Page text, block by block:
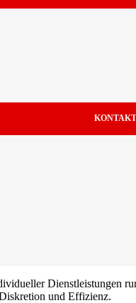
Dienstleistungen
und Effizienz.